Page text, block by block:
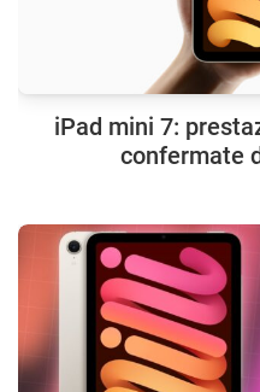
iPad mini 7:
confermate